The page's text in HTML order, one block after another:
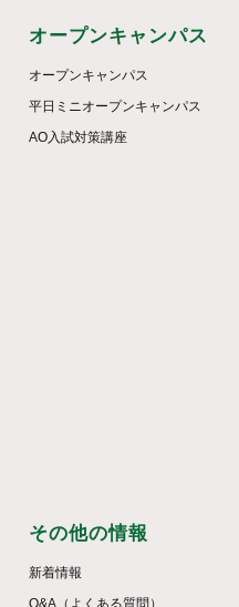
オープンキャンパス
オープンキャンパス
平日ミニオープンキャンパス
AO入試対策講座
その他の情報
新着情報
Q&A（よくある質問）